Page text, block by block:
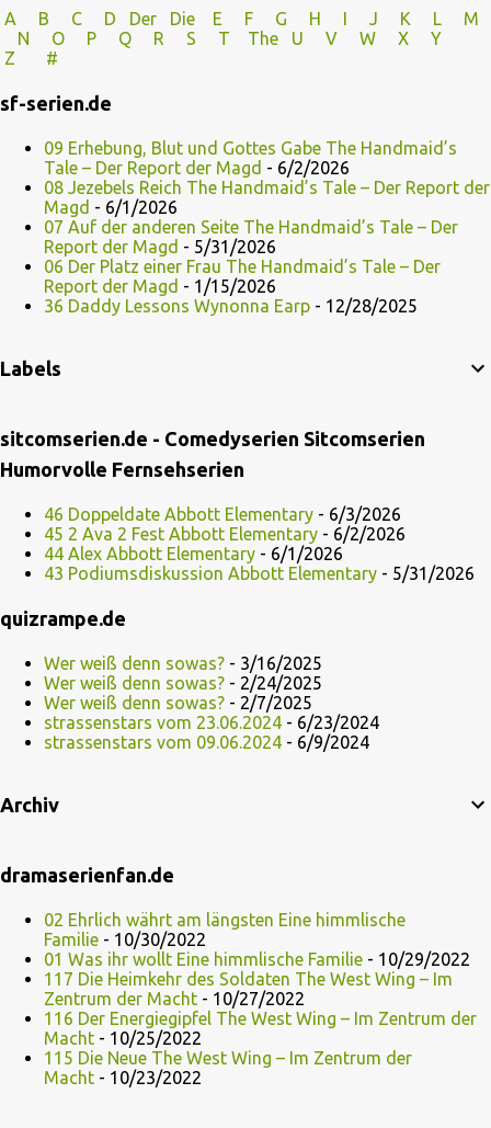
A B C D Der Die E F G H I J K L
M
N
O P Q R S T The U V
W X Y
Z
#
sf-serien.de
09 Erhebung, Blut und Gottes Gabe The Handmaid’s
Tale – Der Report der Magd - 6/2/2026
08 Jezebels Reich The Handmaid’s Tale – Der Report der
Magd - 6/1/2026
07 Auf der anderen Seite The Handmaid’s Tale – Der
Report der Magd - 5/31/2026
06 Der Platz einer Frau The Handmaid’s Tale – Der
Report der Magd - 1/15/2026
36 Daddy Lessons Wynonna Earp - 12/28/2025
Labels
sitcomserien.de - Comedyserien Sitcomserien
Humorvolle Fernsehserien
46 Doppeldate Abbott Elementary - 6/3/2026
45 2 Ava 2 Fest Abbott Elementary - 6/2/2026
44 Alex Abbott Elementary - 6/1/2026
43 Podiumsdiskussion Abbott Elementary - 5/31/2026
quizrampe.de
Wer weiß denn sowas? - 3/16/2025
Wer weiß denn sowas? - 2/24/2025
Wer weiß denn sowas? - 2/7/2025
strassenstars vom 23.06.2024 - 6/23/2024
strassenstars vom 09.06.2024 - 6/9/2024
Archiv
dramaserienfan.de
02 Ehrlich währt am längsten Eine himmlische
Familie - 10/30/2022
01 Was ihr wollt Eine himmlische Familie - 10/29/2022
117 Die Heimkehr des Soldaten The West Wing – Im
Zentrum der Macht - 10/27/2022
116 Der Energiegipfel The West Wing – Im Zentrum der
Macht - 10/25/2022
115 Die Neue The West Wing – Im Zentrum der
Macht - 10/23/2022